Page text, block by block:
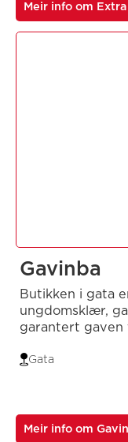
Meir info om Extra
Gavinba
Butikken i gata
ungdomsklær,
garantert gaven
Gata
Meir info om